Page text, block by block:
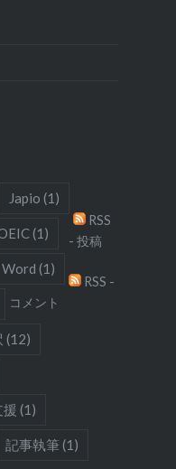
Japio (1)
(1)
Word (1)
(12)
援 (1)
記事執筆(1)
RSS
- 投稿
RSS -
コメント